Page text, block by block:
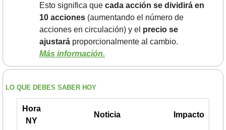
Esto significa que cada acción se dividirá en
10 acciones (aumentando el número de
acciones en circulación) y el precio se
ajustará proporcionalmente al cambio.
Más información.
LO QUE DEBES SABER HOY
Hora
NY
Noticia Impacto